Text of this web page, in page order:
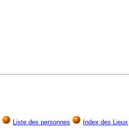
Liste des personnes Index des Lieux